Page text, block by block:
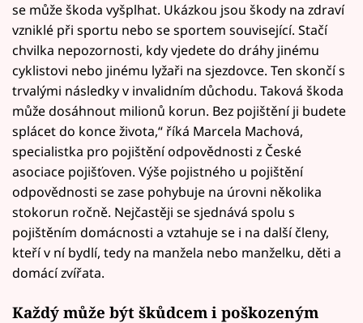
se může škoda vyšplhat. Ukázkou jsou škody na zdraví
vzniklé při sportu nebo se sportem související. Stačí
chvilka nepozornosti, kdy vjedete do dráhy jinému
cyklistovi nebo jinému lyžaři na sjezdovce. Ten skončí s
trvalými následky v invalidním důchodu. Taková škoda
může dosáhnout milionů korun. Bez pojištění ji budete
splácet do konce života,“ říká Marcela Machová,
specialistka pro pojištění odpovědnosti z České
asociace pojišťoven. Výše pojistného u pojištění
odpovědnosti se zase pohybuje na úrovni několika
stokorun ročně. Nejčastěji se sjednává spolu s
pojištěním domácnosti a vztahuje se i na další členy,
kteří v ní bydlí, tedy na manžela nebo manželku, děti a
domácí zvířata.
Každý může být škůdcem i poškozeným